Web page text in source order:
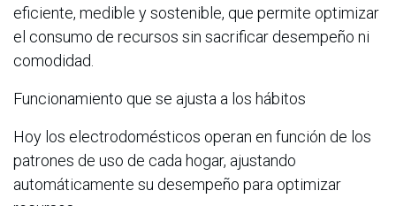
eficiente, medible y sostenible, que permite optimizar
el consumo de recursos sin sacrificar desempeño ni
comodidad.
Funcionamiento que se ajusta a los hábitos
Hoy los electrodomésticos operan en función de los
patrones de uso de cada hogar, ajustando
automáticamente su desempeño para optimizar